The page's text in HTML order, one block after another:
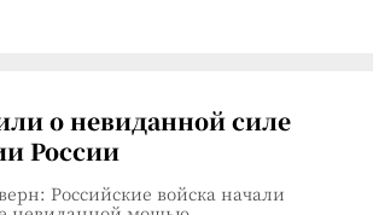
о невиданной силе
России
Российские войска начали